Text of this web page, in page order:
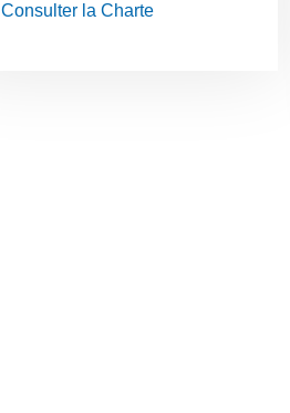
Consulter la Charte